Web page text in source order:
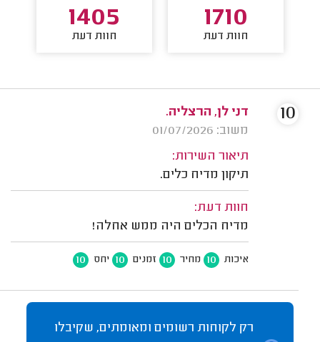
1710
חוות דעת
1405
חוות דעת
דני לן, הרצליה.
משוב: 01/07/2026
תיאור השירות:
תיקון מדיח כלים.
חוות דעת:
מדיח הכלים היה ממש אחלה!
איכות 10 מחיר 10 זמנים 10 יחס 10
10
רק לקוחות רשומים ומאומתים, שקיבלו